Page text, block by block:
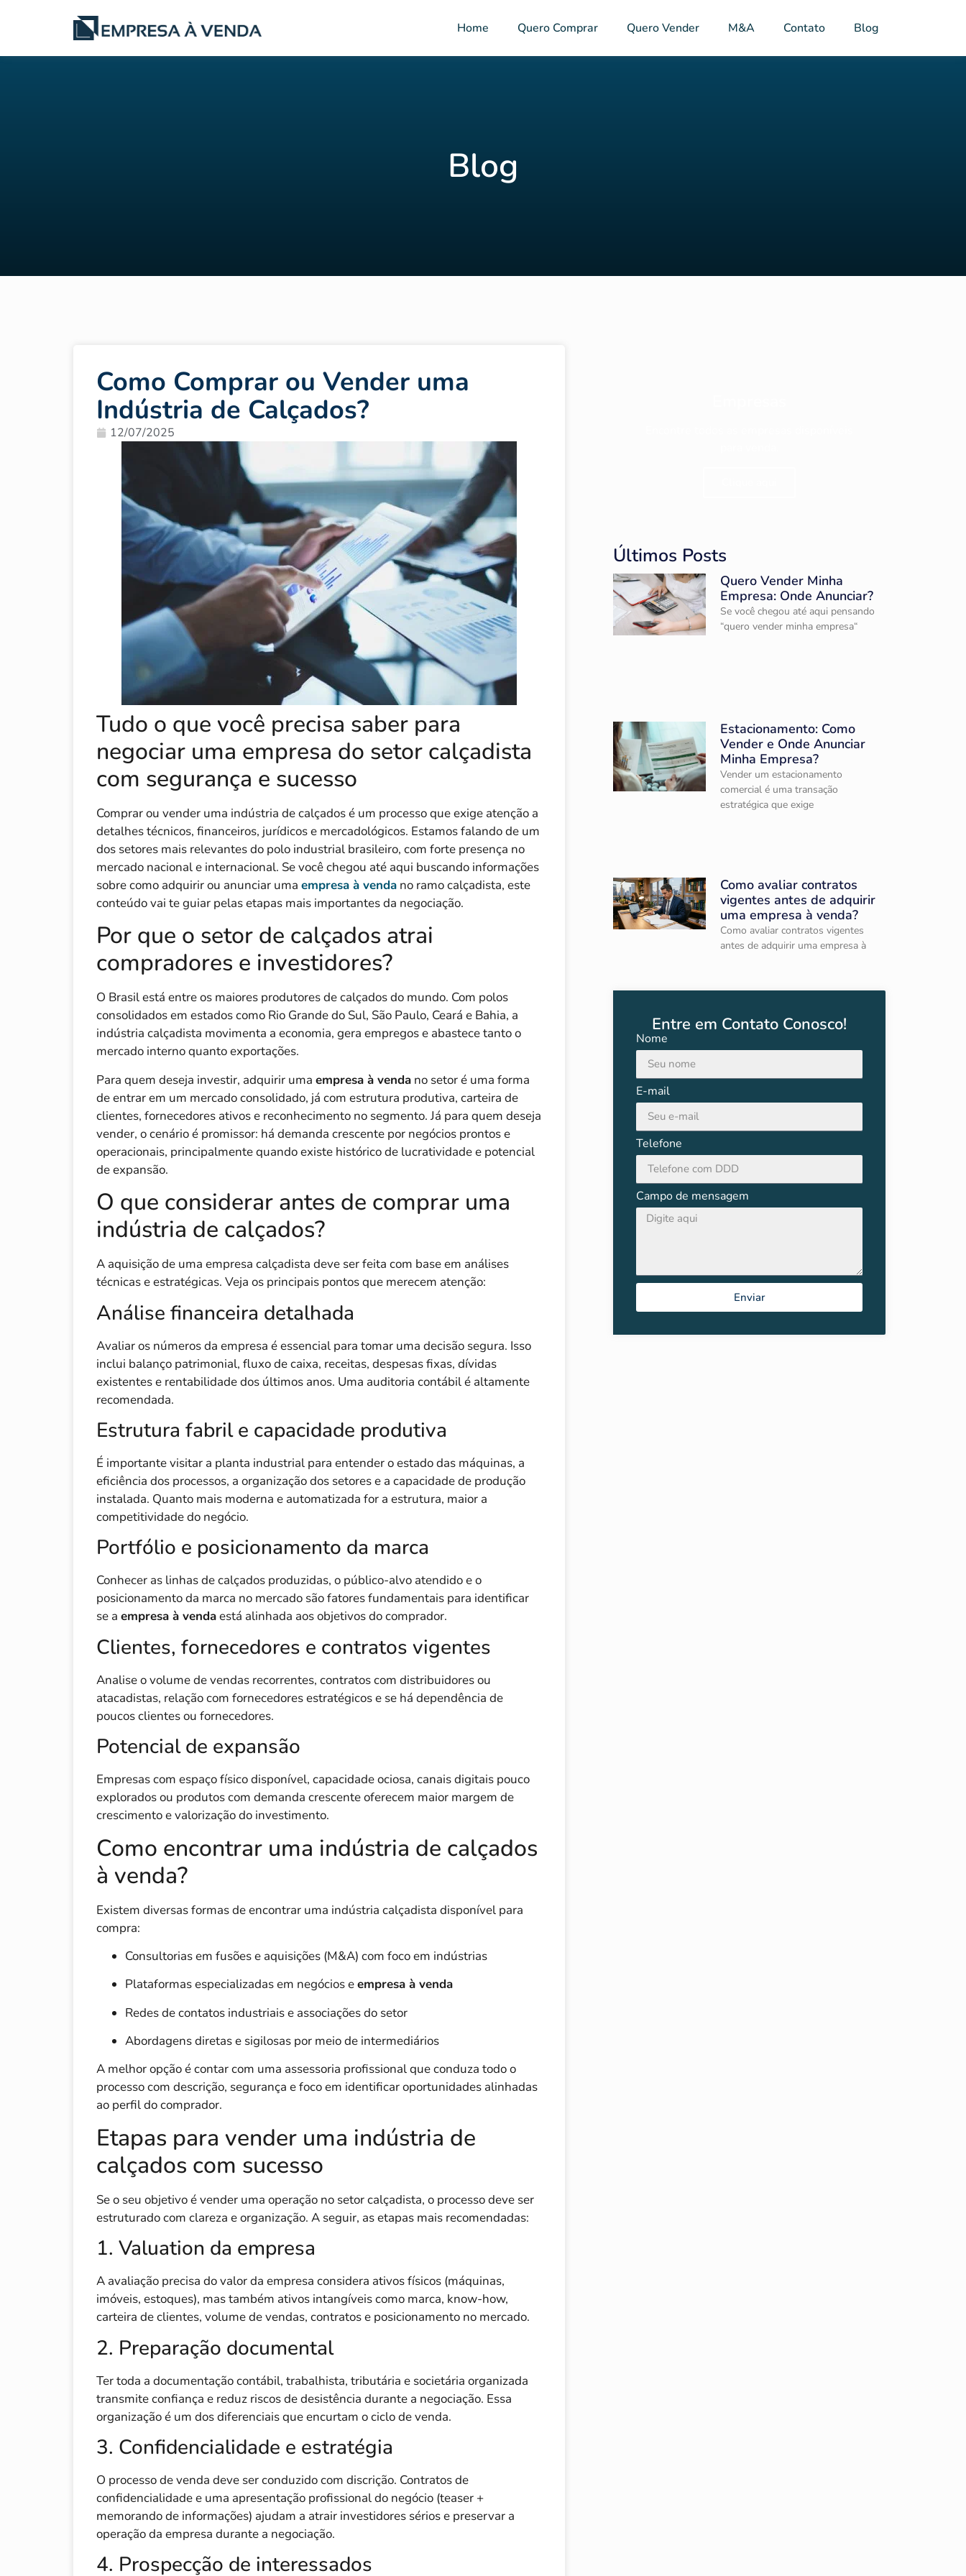
Home Quero Comprar Quero Vender M&A Contato Blog
Blog
Como Comprar ou Vender uma
Indústria de Calçados?
12/07/2025
Tudo o que você precisa saber para
negociar uma empresa do setor calçadista
com segurança e sucesso
Comprar ou vender uma indústria de calçados é um processo que exige atenção a
detalhes técnicos, financeiros, jurídicos e mercadológicos. Estamos falando de um
dos setores mais relevantes do polo industrial brasileiro, com forte presença no
mercado nacional e internacional. Se você chegou até aqui buscando informações
sobre como adquirir ou anunciar uma empresa à venda no ramo calçadista, este
conteúdo vai te guiar pelas etapas mais importantes da negociação.
Por que o setor de calçados atrai
compradores e investidores?
O Brasil está entre os maiores produtores de calçados do mundo. Com polos
consolidados em estados como Rio Grande do Sul, São Paulo, Ceará e Bahia, a
indústria calçadista movimenta a economia, gera empregos e abastece tanto o
mercado interno quanto exportações.
Para quem deseja investir, adquirir uma empresa à venda no setor é uma forma
de entrar em um mercado consolidado, já com estrutura produtiva, carteira de
clientes, fornecedores ativos e reconhecimento no segmento. Já para quem deseja
vender, o cenário é promissor: há demanda crescente por negócios prontos e
operacionais, principalmente quando existe histórico de lucratividade e potencial
de expansão.
O que considerar antes de comprar uma
indústria de calçados?
A aquisição de uma empresa calçadista deve ser feita com base em análises
técnicas e estratégicas. Veja os principais pontos que merecem atenção:
Análise financeira detalhada
Avaliar os números da empresa é essencial para tomar uma decisão segura. Isso
inclui balanço patrimonial, fluxo de caixa, receitas, despesas fixas, dívidas
existentes e rentabilidade dos últimos anos. Uma auditoria contábil é altamente
recomendada.
Estrutura fabril e capacidade produtiva
É importante visitar a planta industrial para entender o estado das máquinas, a
eficiência dos processos, a organização dos setores e a capacidade de produção
instalada. Quanto mais moderna e automatizada for a estrutura, maior a
competitividade do negócio.
Portfólio e posicionamento da marca
Conhecer as linhas de calçados produzidas, o público-alvo atendido e o
posicionamento da marca no mercado são fatores fundamentais para identificar
se a empresa à vendaestá alinhada aos objetivos do comprador.
Clientes, fornecedores e contratos vigentes
Analise o volume de vendas recorrentes, contratos com distribuidores ou
atacadistas, relação com fornecedores estratégicos e se há dependência de
poucos clientes ou fornecedores.
Potencial de expansão
Empresas com espaço físico disponível, capacidade ociosa, canais digitais pouco
explorados ou produtos com demanda crescente oferecem maior margem de
crescimento e valorização do investimento.
Como encontrar uma indústria de calçados
à venda?
Existem diversas formas de encontrar uma indústria calçadista disponível para
compra:
Consultorias em fusões e aquisições (M&A) com foco em indústrias
Plataformas especializadas em negócios eempresa à venda
Redes de contatos industriais e associações do setor
Abordagens diretas e sigilosas por meio de intermediários
A melhor opção é contar com uma assessoria profissional que conduza todo o
processo com descrição, segurança e foco em identificar oportunidades alinhadas
ao perfil do comprador.
Etapas para vender uma indústria de
calçados com sucesso
Se o seu objetivo é vender uma operação no setor calçadista, o processo deve ser
estruturado com clareza e organização. A seguir, as etapas mais recomendadas:
1. Valuation da empresa
A avaliação precisa do valor da empresa considera ativos físicos (máquinas,
imóveis, estoques), mas também ativos intangíveis como marca, know-how,
carteira de clientes, volume de vendas, contratos e posicionamento no mercado.
2. Preparação documental
Ter toda a documentação contábil, trabalhista, tributária e societária organizada
transmite confiança e reduz riscos de desistência durante a negociação. Essa
organização é um dos diferenciais que encurtam o ciclo de venda.
3. Confidencialidade e estratégia
O processo de venda deve ser conduzido com discrição. Contratos de
confidencialidade e uma apresentação profissional do negócio (teaser +
memorando de informações) ajudam a atrair investidores sérios e preservar a
operação da empresa durante a negociação.
4. Prospecção de interessados
Últimos Posts
Quero Vender Minha
Empresa: Onde Anunciar?
Se você chegou até aqui pensando
“quero vender minha empresa“
Estacionamento: Como
Vender e Onde Anunciar
Minha Empresa?
Vender um estacionamento
comercial é uma transação
estratégica que exige
Como avaliar contratos
vigentes antes de adquirir
uma empresa à venda?
Como avaliar contratos vigentes
antes de adquirir uma empresa à
Entre em Contato Conosco!
Nome
E-mail
Telefone
Campo de mensagem
Enviar